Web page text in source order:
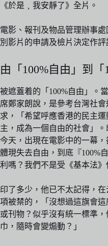
《於是﹐我安靜了》全片。
電影、報刊及物品管理辦事
別影片的申請及檢片決定作評
由「100%自由」到「
被遮蓋着的「100%自由」。
席鄭家朗說，是參考台灣社
求，「希望呼應香港的民主
主，成為一個自由的社會」
今天，出現在電影中的一幕
體現失去自由，到底『100%
利嗎？我們不是受《基本法》
印了多少，他已不太記得，
項被禁的，「沒想過這旗會
或刊物？似乎沒有統一標準
巾，隨時會變煽動？」